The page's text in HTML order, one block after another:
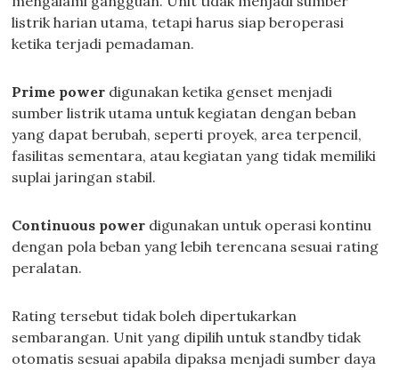
listrik harian utama, tetapi harus siap beroperasi
ketika terjadi pemadaman.
Prime power digunakan ketika genset menjadi
sumber listrik utama untuk kegiatan dengan beban
yang dapat berubah, seperti proyek, area terpencil,
fasilitas sementara, atau kegiatan yang tidak memiliki
suplai jaringan stabil.
Continuous power digunakan untuk operasi kontinu
dengan pola beban yang lebih terencana sesuai rating
peralatan.
Rating tersebut tidak boleh dipertukarkan
sembarangan. Unit yang dipilih untuk standby tidak
otomatis sesuai apabila dipaksa menjadi sumber daya